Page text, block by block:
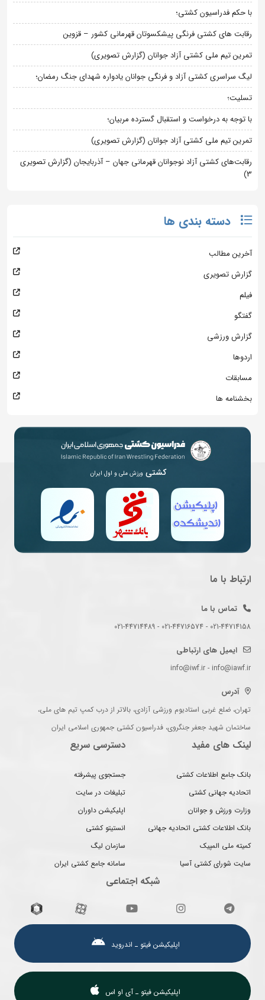
با حکم فدراسیون کشتی؛
رقابت های کشتی فرنگی پیشکسوتان قهرمانی کشور – قزوین
تمرین تیم ملی کشتی آزاد جوانان (گزارش تصویری)
لیگ سراسری کشتی آزاد و فرنگی جوانان یادواره شهدای جنگ رمضان؛
تسلیت؛
با توجه به درخواست و استقبال گسترده مربیان؛
تمرین تیم ملی کشتی آزاد جوانان (گزارش تصویری)
رقابت‌های کشتی آزاد نوجوانان قهرمانی جهان – آذربایجان (گزارش تصویری
3)
دسته بندی ها
آخرین مطالب
گزارش تصویری
فیلم
گفتگو
گزارش ورزشی
اردوها
مسابقات
بخشنامه ها
کشتی ورزش ملی و اول ایران
ارتباط با ما
تماس با ما
021-44714158 - 021-44716574 - 021-44714489
ایمیل های ارتباطی
info@iwf.ir - info@iawf.ir
آدرس
تهران، ضلع غربی استادیوم ورزشی آزادی، بالاتر از درب کمپ تیم های ملی،
ساختمان شهید جعفر جنگروی، فدراسیون کشتی جمهوری اسلامی ایران
لینک های مفید
بانک جامع اطلاعات کشتی
اتحادیه جهانی کشتی
وزارت ورزش و جوانان
بانک اطلاعات کشتی اتحادیه جهانی
کمیته ملی المپیک
سایت شورای کشتی آسیا
دسترسی سریع
جستجوی پیشرفته
تبلیغات در سایت
اپلیکیشن داوران
انستیتو کشتی
سازمان لیگ
سامانه جامع کشتی ایران
شبکه اجتماعی
اپلیکیشن فیتو ـ اندروید
اپلیکیشن فیتو ـ آی او اس